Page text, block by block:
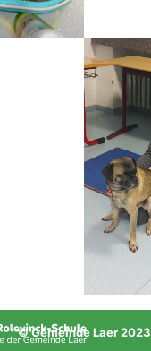
© Gemeinde Laer 2023